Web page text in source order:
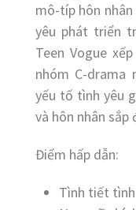
mô-típ hôn
yêu phát triển
Teen Vogue xếp
nhóm C-drama
yếu tố tình yêu
và hôn nhân sắp
Điểm hấp dẫn:
Tình tiết